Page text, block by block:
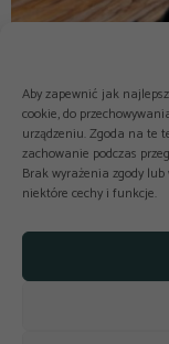
Aby zapewnić jak
cookie, do
urządzeniu. Zgoda na te
zachowanie podczas
Brak wyrażenia zgody
niektóre cechy i funkcje.